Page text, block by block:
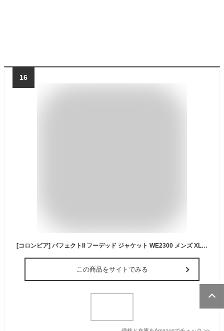
16
[コロンビア] パフェクトII フーデッド ジャケット WE2300 メンズ XL Tobacco, Black
この商品をサイトでみる